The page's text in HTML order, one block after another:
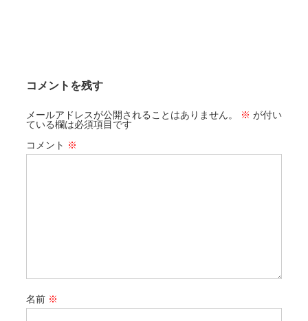
コメントを残す
メールアドレスが公開されることはありません。 ※ が付い
ている欄は必須項目です
コメント ※
名前 ※